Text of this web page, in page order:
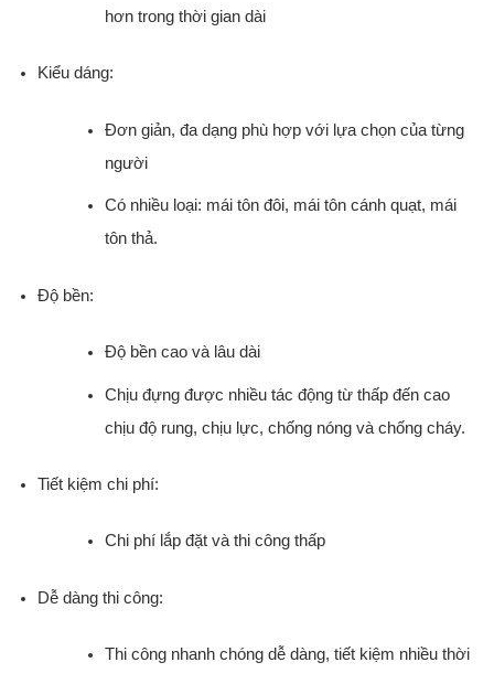
hơn trong thời gian dài
Kiểu dáng:
Đơn giản, đa dạng phù hợp với lựa chọn của từng
người
Có nhiều loại: mái tôn đôi, mái tôn cánh quạt, mái
tôn thả.
Độ bền:
Độ bền cao và lâu dài
Chịu đựng được nhiều tác động từ thấp đến cao
chịu độ rung, chịu lực, chống nóng và chống cháy.
Tiết kiệm chi phí:
Chi phí lắp đặt và thi công thấp
Dễ dàng thi công:
Thi công nhanh chóng dễ dàng, tiết kiệm nhiều thời